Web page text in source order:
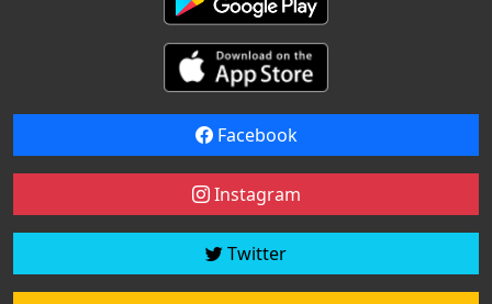
Facebook
Instagram
Twitter